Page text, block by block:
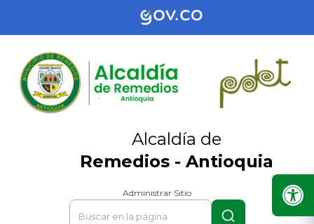
Alcaldía de
Remedios - Antioquia
Administrar Sitio